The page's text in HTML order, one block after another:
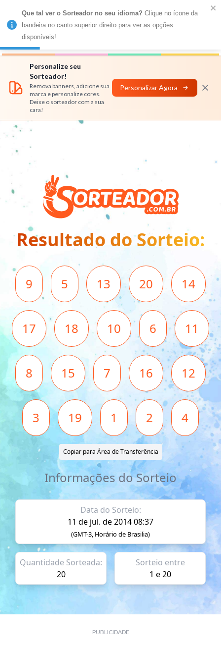
MENU
Números
Personalize seu
Sorteador!
Remova banners, adicione sua
marca e personalize cores.
Deixe o sorteador com a sua
cara!
Personalizar Agora
Resultado do Sorteio:
9 5 13 20 14
17 18 10 6 11
8 15 7 16 12
3 19 1 2 4
Copiar para Área de Transferência
Informações do Sorteio
Data do Sorteio:
11 de jul. de 2014 08:37
(GMT-3, Horário de Brasilia)
Quantidade Sorteada:
20
Sorteio entre
1 e 20
PUBLICIDADE
Que tal ver o Sorteador no seu idioma? Clique no ícone da
bandeira no canto superior direito para ver as opções
disponíveis!